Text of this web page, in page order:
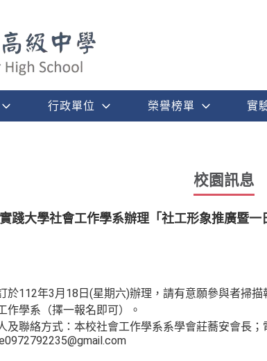
行政單位 榮譽榜單 實
校園訊息
實踐大學社會工作學系辦理「社工形象推廣暨一
於112年3月18日(星期六)辦理，請有意願參與者掃
作學系（擇一報名即可）。
及聯絡方式：本校社會工作學系系學會莊蕎安會長